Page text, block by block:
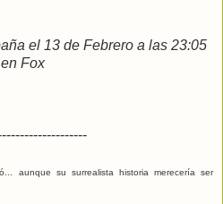
el 13 de Febrero a las 23:05
en Fox
aunque su surrealista historia merecería ser